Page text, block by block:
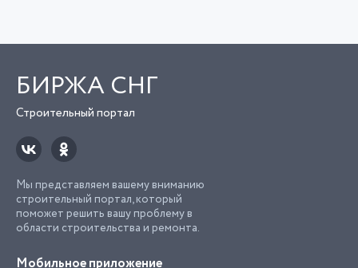
БИРЖА СНГ
Строительный портал
Мы представляем вашему вниманию
строительный портал, который
поможет решить вашу проблему в
области строительства и ремонта.
Мобильное приложение